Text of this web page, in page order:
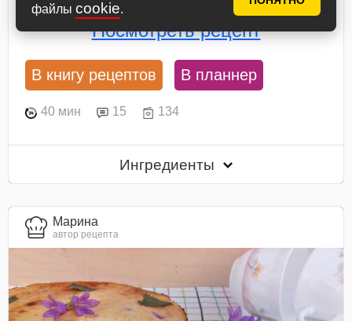
файлы cookie.
Посмотреть рецепт
В книгу рецептов В планнер
40 мин 15 134
Ингредиенты
Марина
автор рецепта